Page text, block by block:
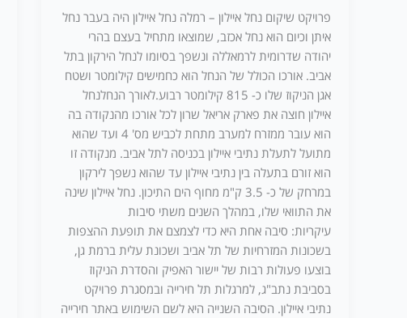
פרויקט שיקום נחל איילון – רמלה נחל איילון היה בעבר נחל
איתן וכיום הוא נחל אכזב, שמוצאו מתחיל בעצם בהרי
יהודה שדרומית לרמאללה ונשפך בסיומו לנחל הירקון בתל
אביב. אורכו הכולל של הנחל הוא כחמישים קילומטר ושטח
אגן הניקוז שלו כ- 815 קילומטר רבוע.לאורך הנחלנחל
איילון חוצה את פארק אריאל שרון לכל אורכו מהנקודה בה
הוא עובר ממזרח למערב מתחת לכביש מס' 4 ועד שהוא
מתועל לתעלת נתיבי איילון בכניסה לתל אביב. מנקודה זו
הוא זורם בתעלה בין נתיבי איילון עד שהוא נשפך לירקון
במרחק של כ- 3.5 ק"מ מחוף הים התיכון. נחל איילון שינה
את התוואי שלו, במהלך השנים משתי סיבות
עיקריות: סיבה אחת היא כדי לצמצם את תופעת ההצפות
בשכונות המזרחיות של תל אביב ושכונת עלית ברמת גן,
בוצעו פעולות רבות של יישור האפיק והסדרת הניקוז
בסביבת נתב"ג, למרגלות תל חירייה ובמסגרת פרויקט
נתיבי איילון. הסיבה השנייה היא לשם השימוש באתר חירייה